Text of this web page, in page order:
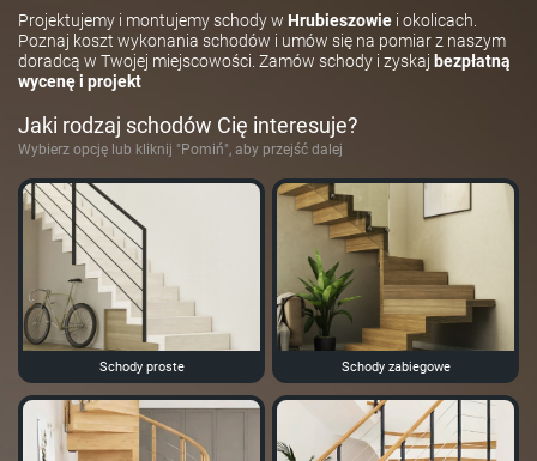
Projektujemy i montujemy schody w Hrubieszowie i okolicach.
Poznaj koszt wykonania schodów i umów się na pomiar z naszym
doradcą w Twojej miejscowości. Zamów schody i zyskaj bezpłatną
wycenę i projekt
Jaki rodzaj schodów Cię interesuje?
Wybierz opcję lub kliknij "Pomiń", aby przejść dalej
Schody proste Schody zabiegowe